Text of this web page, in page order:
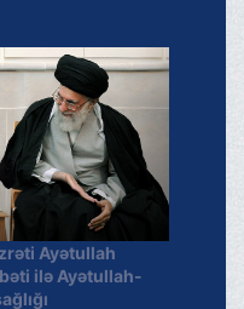
Ayətullah
ilə Ayətullah-